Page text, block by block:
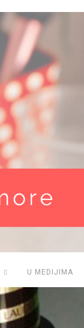
U MEDIJIMA